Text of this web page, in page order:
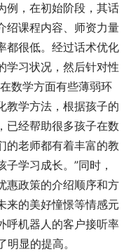
例，在初始阶段，其话
绍课程内容、师资力量
都很低。经过话术优化
学习状况，然后针对性
数学方面有些薄弱环
教学方法，根据孩子的
已经帮助很多孩子在数
的老师都有着丰富的教
学习成长。”同时，
惠政策的介绍顺序和方
来的美好憧憬等情感元
呼机器人的客户接听率
显的提高。